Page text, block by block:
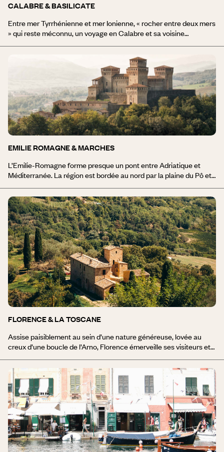
CALABRE & BASILICATE
Entre mer Tyrrhénienne et mer Ionienne, « rocher entre deux mers
» qui reste méconnu, un voyage en Calabre et sa voisine
naturels verdoyants, lacs de montagne…Mais le plus beau visage
de cette région préservée reste la gentillesse spontanée et la
fierté de traditions encore intactes. Ultime terre continentale
avant la Sicile, une visite de la Calabre et de la Basilicate séduira
les voyageurs en quête d’une Italie gorgée de soleil et
d’authenticité.
EMILIE ROMAGNE & MARCHES
L’Emilie-Romagne forme presque un pont entre Adriatique et
Méditerranée. La région est bordée au nord par la plaine du Pô et
raison pour laquelle ont poussé aussi bien de magnifiques cités
d’artistes et d’érudits (Parme, Bologne, Ravenne ou Ferrare) qu’un
terroir qui a fait la renommée gastronomique d’un pays entier,
incarné par le jambon de Parme, le parmesan ou encore le
vinaigre de Modène. Au sud-est, un voyage dans les Marches
mise sur la diversité, entre ouest montagneux et littoral adriatique,
collines boisées et villes médiévales, grottes karstiques et
vignobles discrets. Une Italie hors des sentiers battus !
FLORENCE & LA TOSCANE
Assise paisiblement au sein d’une nature généreuse, lovée au
creux d’une boucle de l’Arno, Florence émerveille ses visiteurs et
mouvement culturel exceptionnel qui conquit l’Europe en
quelques années et en modifia durablement la philosophie : la
Renaissance. Son histoire est intimement liée à celle de la famille
Médicis qui y invita Dante, Pétrarque, Michel-Ange, Botticelli…
pour la plus grande gloire de la ville. Autour, la Toscane déroule
ses collines ondulées et ses hameaux perchés, ses réalisations
artistiques et ses vignobles d’exception, mais aussi des recoins
discrets encore hors des radars, à l’ombre des cyprès. Il existe
mille façons de voyager en Toscane.